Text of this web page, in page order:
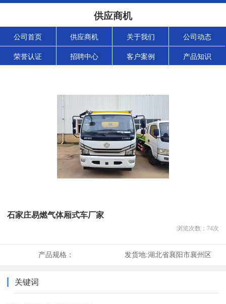
供应商机
公司首页 供应商机 关于我们 公司动态
荣誉认证 招聘中心 客户案例 产品知识
石家庄易燃气体厢式车厂家
浏览次数： 74次
产品规格： 发货地:湖北省襄阳市襄州区
关键词